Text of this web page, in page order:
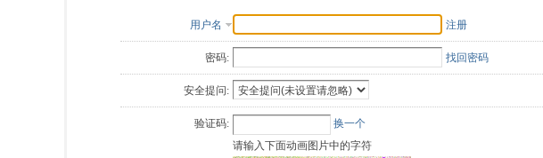
用户名 注册
密码: 找回密码
安全提问:
验证码:
换一个
请输入下面动画图片中的字符